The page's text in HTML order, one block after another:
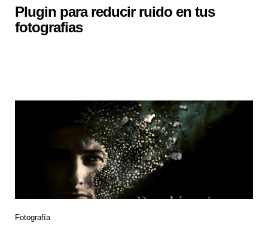
Plugin para reducir ruido en tus
fotografias
Fotografía